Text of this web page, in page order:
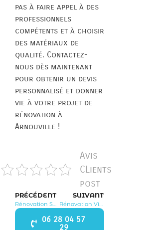
pas à faire appel à des
professionnels
compétents et à choisir
des matériaux de
qualité. Contactez-
nous dès maintenant
pour obtenir un devis
personnalisé et donner
vie à votre projet de
rénovation à
Arnouville !
Avis
CLients
post
PRÉCÉDENT SUIVANT
06 28 04 57
29